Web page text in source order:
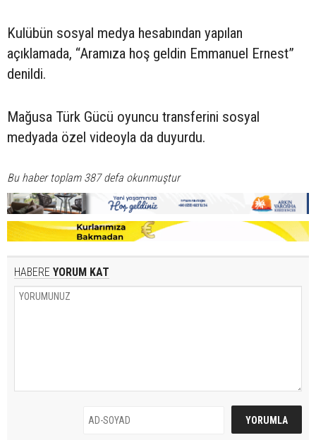
Kulübün sosyal medya hesabından yapılan
açıklamada, “Aramıza hoş geldin Emmanuel Ernest”
denildi.
Mağusa Türk Gücü oyuncu transferini sosyal
medyada özel videoyla da duyurdu.
Bu haber toplam 387 defa okunmuştur
HABERE YORUM KAT